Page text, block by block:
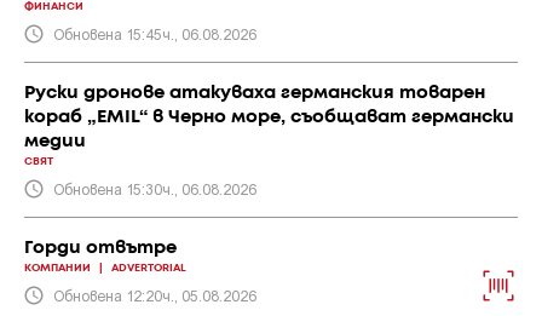
ФИНАНСИ
Обновена 15:45ч., 06.08.2026
Руски дронове атакуваха германския товарен
кораб „EMIL“ в Черно море, съобщават германски
медии
СВЯТ
Обновена 15:30ч., 06.08.2026
Горди отвътре
КОМПАНИИ ADVERTORIAL
Обновена 12:20ч., 05.08.2026